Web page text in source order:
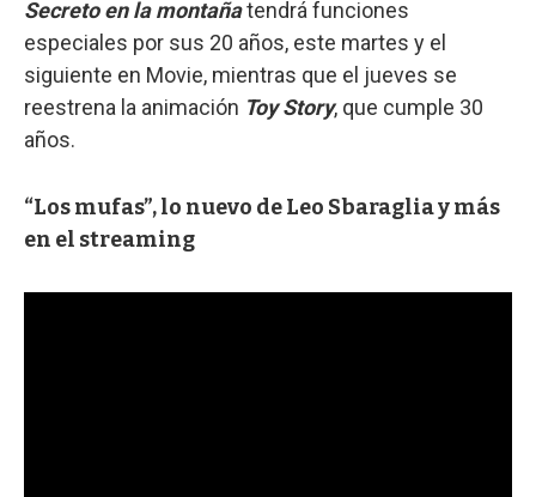
Secreto en la montañatendrá funciones
especiales por sus 20 años, este martes y el
siguiente en Movie, mientras que el jueves se
reestrena la animación Toy Story, que cumple 30
años.
“Los mufas”, lo nuevo de Leo Sbaraglia y más
en el streaming